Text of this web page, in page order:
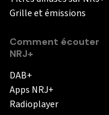
Grille et émissions
Comment écouter
NRJ+
DAB+
Apps NRJ+
Radioplayer